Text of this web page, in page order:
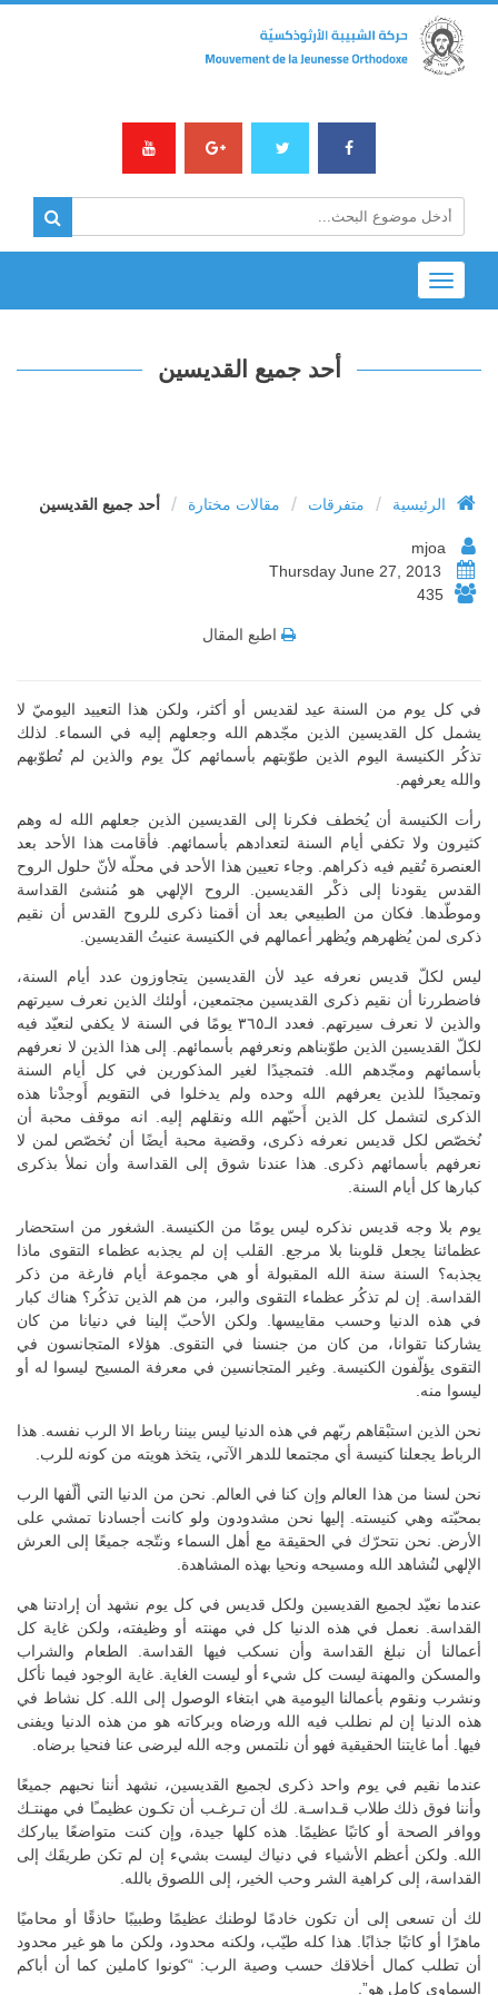
Toggle
navigation
أحد جميع القديسين
الرئيسية / متفرقات / مقالات مختارة / أحد جميع القديسين
435
اطبع المقال
في كل يوم من السنة عيد لقديس أو أكثر، ولكن هذا التعييد اليوميّ لا
يشمل كل القديسين الذين مجّدهم الله وجعلهم إليه في السماء. لذلك
تذكُر الكنيسة اليوم الذين طوّبتهم بأسمائهم كلّ يوم والذين لم تُطوّبهم
والله يعرفهم.
رأت الكنيسة أن يُخطف فكرنا إلى القديسين الذين جعلهم الله له وهم
كثيرون ولا تكفي أيام السنة لتعدادهم بأسمائهم. فأقامت هذا الأحد بعد
العنصرة تُقيم فيه ذكراهم. وجاء تعيين هذا الأحد في محلّه لأنّ حلول الروح
القدس يقودنا إلى ذكْر القديسين. الروح الإلهي هو مُنشئ القداسة
وموطّدها. فكان من الطبيعي بعد أن أقمنا ذكرى للروح القدس أن نقيم
ذكرى لمن يُظهرهم ويُظهر أعمالهم في الكنيسة عنيتُ القديسين.
ليس لكلّ قديس نعرفه عيد لأن القديسين يتجاوزون عدد أيام السنة،
فاضطررنا أن نقيم ذكرى القديسين مجتمعين، أولئك الذين نعرف سيرتهم
والذين لا نعرف سيرتهم. فعدد الـ٣٦٥ يومًا في السنة لا يكفي لنعيّد فيه
لكلّ القديسين الذين طوّبناهم ونعرفهم بأسمائهم. إلى هذا الذين لا نعرفهم
بأسمائهم ومجّدهم الله. فتمجيدًا لغير المذكورين في كل أيام السنة
وتمجيدًا للذين يعرفهم الله وحده ولم يدخلوا في التقويم أَوجدْنا هذه
الذكرى لتشمل كل الذين أَحبّهم الله ونقلهم إليه. انه موقف محبة أن
نُخصّص لكل قديس نعرفه ذكرى، وقضية محبة أيضًا أن نُخصّص لمن لا
نعرفهم بأسمائهم ذكرى. هذا عندنا شوق إلى القداسة وأن نملأ بذكرى
كبارها كل أيام السنة.
يوم بلا وجه قديس نذكره ليس يومًا من الكنيسة. الشغور من استحضار
عظمائنا يجعل قلوبنا بلا مرجع. القلب إن لم يجذبه عظماء التقوى ماذا
يجذبه؟ السنة سنة الله المقبولة أو هي مجموعة أيام فارغة من ذكر
القداسة. إن لم تذكُر عظماء التقوى والبر، من هم الذين تذكُر؟ هناك كبار
في هذه الدنيا وحسب مقاييسها. ولكن الأحبّ إلينا في دنيانا من كان
يشاركنا تقوانا، من كان من جنسنا في التقوى. هؤلاء المتجانسون في
التقوى يؤلّفون الكنيسة. وغير المتجانسين في معرفة المسيح ليسوا له أو
ليسوا منه.
نحن الذين استبْقاهم ربّهم في هذه الدنيا ليس بيننا رباط الا الرب نفسه. هذا
الرباط يجعلنا كنيسة أي مجتمعا للدهر الآتي، يتخذ هويته من كونه للرب.
نحن لسنا من هذا العالم وإن كنا في العالم. نحن من الدنيا التي ألّفها الرب
بمحبّته وهي كنيسته. إليها نحن مشدودون ولو كانت أجسادنا تمشي على
الأرض. نحن نتحرّك في الحقيقة مع أهل السماء ونتّجه جميعًا إلى العرش
الإلهي لنُشاهد الله ومسيحه ونحيا بهذه المشاهدة.
عندما نعيّد لجميع القديسين ولكل قديس في كل يوم نشهد أن إرادتنا هي
القداسة. نعمل في هذه الدنيا كل في مهنته أو وظيفته، ولكن غاية كل
أعمالنا أن نبلغ القداسة وأن نسكب فيها القداسة. الطعام والشراب
والمسكن والمهنة ليست كل شيء أو ليست الغاية. غاية الوجود فيما نأكل
ونشرب ونقوم بأعمالنا اليومية هي ابتغاء الوصول إلى الله. كل نشاط في
هذه الدنيا إن لم نطلب فيه الله ورضاه وبركاته هو من هذه الدنيا ويفنى
فيها. أما غايتنا الحقيقية فهو أن نلتمس وجه الله ليرضى عنا فنحيا برضاه.
عندما نقيم في يوم واحد ذكرى لجميع القديسين، نشهد أننا نحبهم جميعًا
وأننا فوق ذلك طلاب قـداسـة. لك أن تـرغـب أن تكـون عظيمـًا في مهنتـك
ووافر الصحة أو كاتبًا عظيمًا. هذه كلها جيدة، وإن كنت متواضعًا يباركك
الله. ولكن أعظم الأشياء في دنياك ليست بشيء إن لم تكن طريقَك إلى
القداسة، إلى كراهية الشر وحب الخير، إلى اللصوق بالله.
لك أن تسعى إلى أن تكون خادمًا لوطنك عظيمًا وطبيبًا حاذقًا أو محاميًا
ماهرًا أو كاتبًا جذابًا. هذا كله طيّب، ولكنه محدود، ولكن ما هو غير محدود
أن تطلب كمال أخلاقك حسب وصية الرب: “كونوا كاملين كما أن أباكم
السماوي كامل هو”.